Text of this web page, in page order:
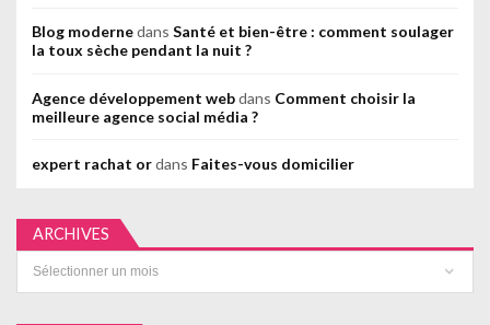
Blog modernedans Santé et bien-être : comment soulager
la toux sèche pendant la nuit ?
Agence développement webdans Comment choisir la
meilleure agence social média ?
expert rachat ordans Faites-vous domicilier
ARCHIVES